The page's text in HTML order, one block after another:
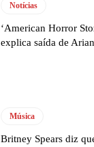
Notícias
‘American Horror
explica saída de
Música
Britney Spears diz